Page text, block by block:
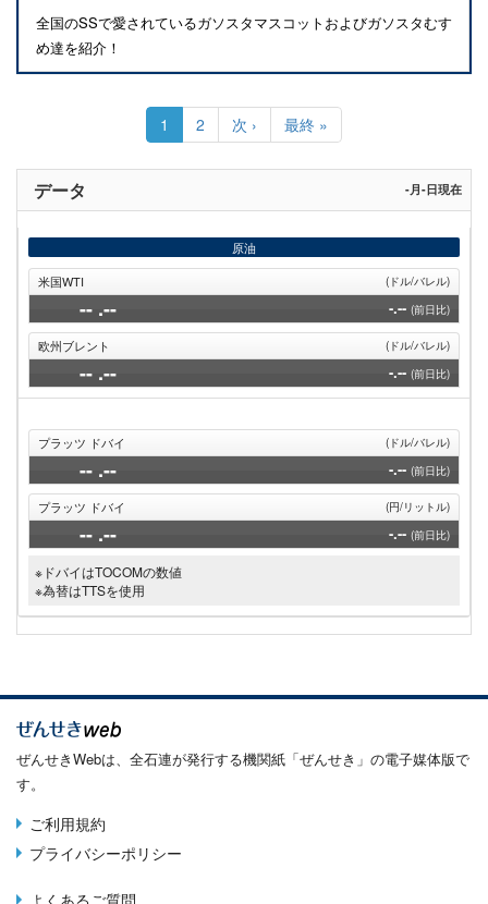
全国のSSで愛されているガソスタマスコットおよびガソスタむす
め達を紹介！
送
り
カ
レ
ン
ペ
1 Page
2
次
ペ
ー
次 ›
最
終
ペ
ジ
最終 »
データ -月-日現在
原油
米国WTI
(ドル/バレル)
-- .-- -.-- (前日比)
欧州ブレント (ドル/バレル)
-- .-- -.-- (前日比)
プラッツ ドバイ (ドル/バレル)
-- .-- -.-- (前日比)
プラッツ ドバイ (円/リットル)
-- .-- -.-- (前日比)
※ドバイはTOCOMの数値
※為替はTTSを使用
ぜんせきWebは、全石連が発行する機関紙「ぜんせき」の電子媒体版で
す。
Terms
menu
ご利用規約
プライバシーポリシー
よくあるご質問